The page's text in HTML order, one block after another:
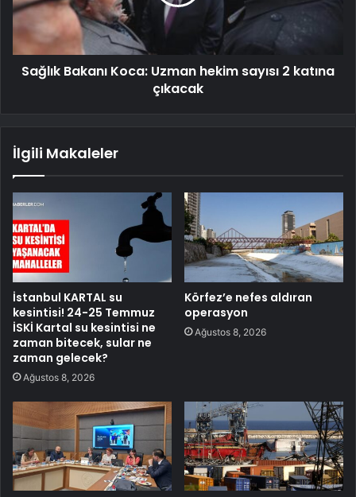
Sağlık Bakanı Koca: Uzman hekim sayısı 2 katına
çıkacak
İlgili Makaleler
İstanbul KARTAL su
kesintisi! 24-25 Temmuz
İSKİ Kartal su kesintisi ne
zaman bitecek, sular ne
zaman gelecek?
Ağustos 8, 2026
Körfez’e nefes aldıran
operasyon
Ağustos 8, 2026